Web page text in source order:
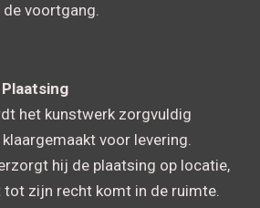
voortgang.
het kunstwerk zorgvuldig
voor levering.
hij de plaatsing op locatie,
zijn recht komt in de ruimte.